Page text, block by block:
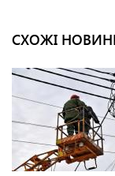
СХОЖІ